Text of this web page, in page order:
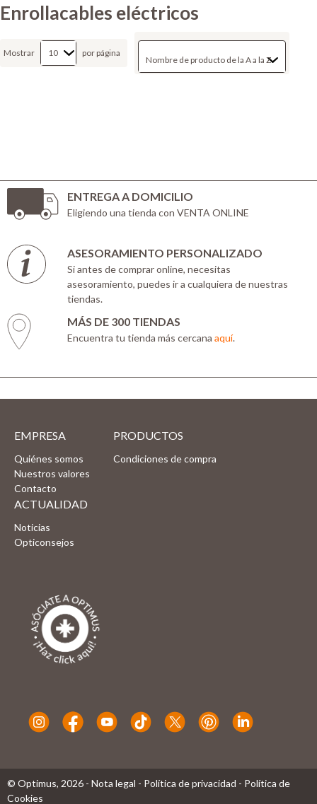
Enrollacables eléctricos
Mostrar por página
ENTREGA A DOMICILIO
Eligiendo una tienda con VENTA ONLINE
ASESORAMIENTO PERSONALIZADO
Si antes de comprar online, necesitas
asesoramiento, puedes ir a cualquiera de nuestras
tiendas.
MÁS DE 300 TIENDAS
Encuentra tu tienda más cercana aquí.
EMPRESA
Quiénes somos
Nuestros valores
Contacto
PRODUCTOS
Condiciones de compra
ACTUALIDAD
Noticias
Opticonsejos
© Optimus, 2026 - Nota legal - Política de privacidad - Política de
Cookies